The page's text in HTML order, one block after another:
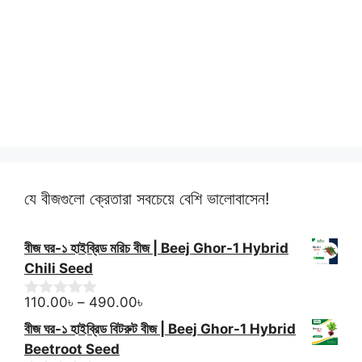
যে বীজগুলো ক্রেতারা সবচেয়ে বেশি ভালোবাসেন!
বীজ ঘর-১ হাইব্রিড মরিচ বীজ | Beej Ghor-1 Hybrid
Chili Seed
0
o
u
t
110.00৳ – 490.00৳
range:
110.00৳
বীজ ঘর-১ হাইব্রিড বিটরুট বীজ | Beej Ghor-1 Hybrid
Beetroot Seed